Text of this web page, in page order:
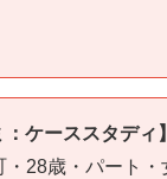
ケーススタディ】
・28歳・パート・